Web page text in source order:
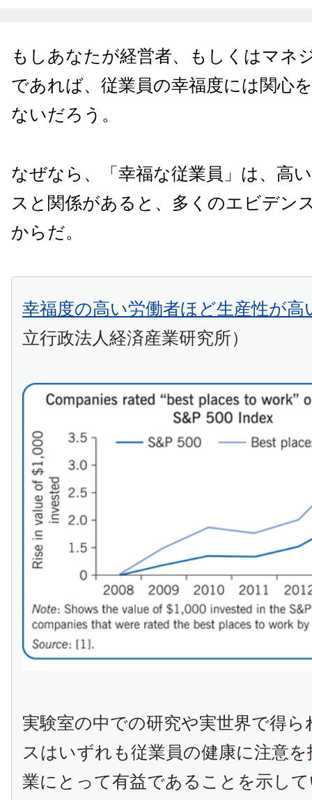
もしあなたが経営者、もしくはマネ
であれば、従業員の幸福度には関心
ないだろう。
なぜなら、「幸福な従業員」は、高
スと関係があると、多くのエビデン
からだ。
幸福度の高い労働者ほど生産性が高
立行政法人経済産業研究所）
実験室の中での研究や実世界で得
スはいずれも従業員の健康に注意
業にとって有益であることを示し